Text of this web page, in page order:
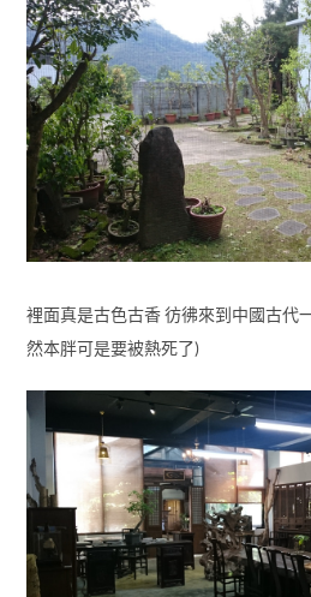
裡面真是古色古香 彷彿來到中國古代
然本胖可是要被熱死了)